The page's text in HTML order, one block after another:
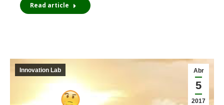
Read article
Abr
5
2017
Innovation Lab